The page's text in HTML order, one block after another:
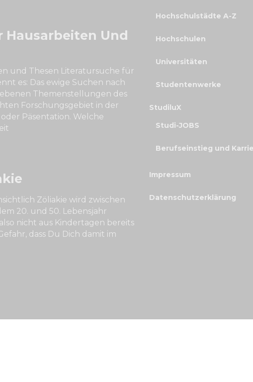
Hausarbeiten Und
und Thesen Literatursuche für
es: Das ewige Suchen nach
Themenstellungen des
Forschungsgebiet in der
Päsentation. Welche
Zöliakie wird zwischen
20. und 50. Lebensjahr
nicht aus Kindertagen bereits
dass Du Dich damit im
Hochschulstädte A-Z
Hochschulen
Universitäten
Studentenwerke
StudiluX
Studi-JOBS
Berufseinstieg und
Impressum
Datenschutzerklärung